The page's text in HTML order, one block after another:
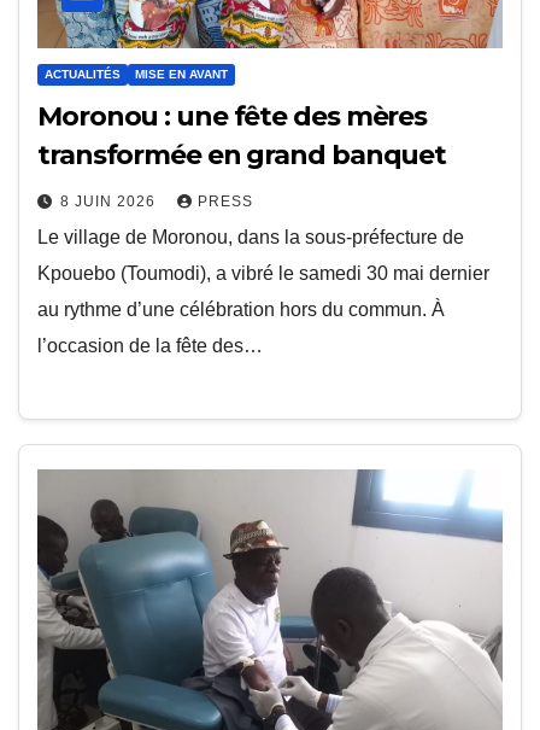
ACTUALITÉS MISE EN AVANT
Moronou : une fête des mères
transformée en grand banquet
8 JUIN 2026 PRESS
Le village de Moronou, dans la sous-préfecture de
Kpouebo (Toumodi), a vibré le samedi 30 mai dernier
au rythme d’une célébration hors du commun. À
l’occasion de la fête des…